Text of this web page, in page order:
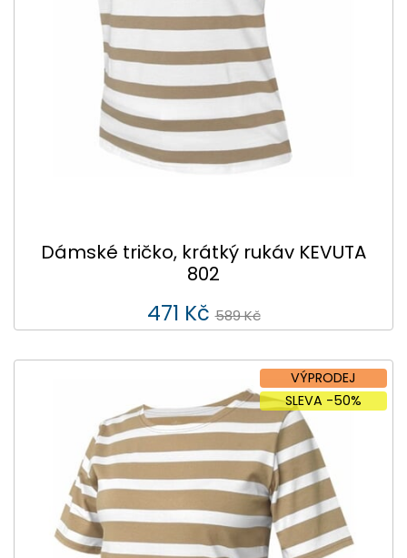
Dámské tričko, krátký rukáv KEVUTA
802
471 Kč 589 Kč
VÝPRODEJ
SLEVA -50%